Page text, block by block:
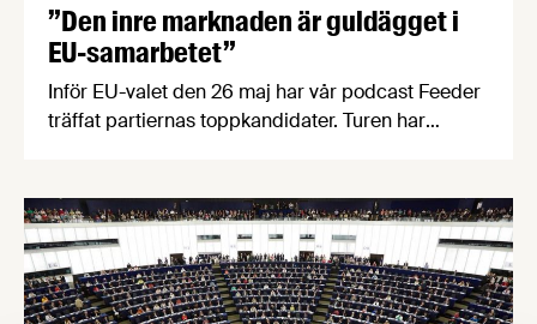
”Den inre marknaden är guldägget i
EU-samarbetet”
Inför EU-valet den 26 maj har vår podcast Feeder
träffat partiernas toppkandidater. Turen har
marknaden är så viktig, farorna med
protektionism, problemet med nationella regler,
Brexit, GMO och mycket mer.